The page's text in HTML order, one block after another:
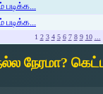
படிக்க...
படிக்க...
1 2 3 4 5 6 7 8 9 10 ...
நேரமா? கெட்ட